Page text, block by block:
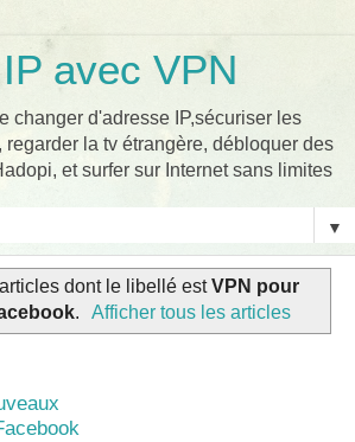
avec VPN
changer d'adresse IP,sécuriser les
regarder la tv étrangère, débloquer des
et surfer sur Internet sans limites
▼
dont le libellé estVPN pour
. Afficher tous les articles